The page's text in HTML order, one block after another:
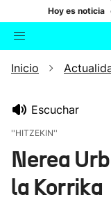
Hoy es noticia
Buscador
Inicio
Escuchar
''HITZEKIN''
Nerea
la Korrika